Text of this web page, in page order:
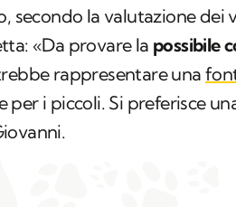
secondo la valutazione dei
«Da provare la possibile
rappresentare una
per i piccoli. Si preferisce